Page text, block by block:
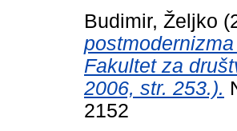
Budimir, Željko
Fakultet za
2006, str. 253.).
2152